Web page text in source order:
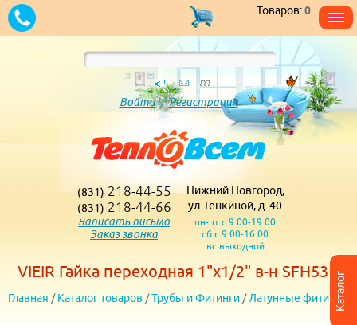
Каталог
Товаров:0
Войти/Регистрация
(831) 218-44-55
(831) 218-44-66
написать письмо
Заказ звонка
Нижний Новгород,
ул. Генкиной, д. 40
пн-пт с 9:00-19:00
сб с 9:00-16:00
вс выходной
VIEIR Гайка переходная 1"x1/2" в-н SFH53
Главная / Каталог товаров /Трубы и Фитинги / Латунные фитинги